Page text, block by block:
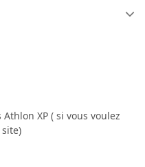
XP ( si vous voulez